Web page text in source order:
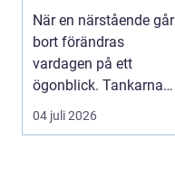
omsorg när livet
förändras
När en närstående går
bort förändras
vardagen på ett
ögonblick. Tankarna
snurrar, känslorna
pendlar ...
04 juli 2026